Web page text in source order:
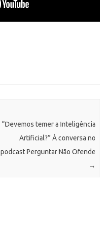
“Devemos temer a Inteligência
Artificial?” À conversa no
podcast Perguntar Não Ofende
→